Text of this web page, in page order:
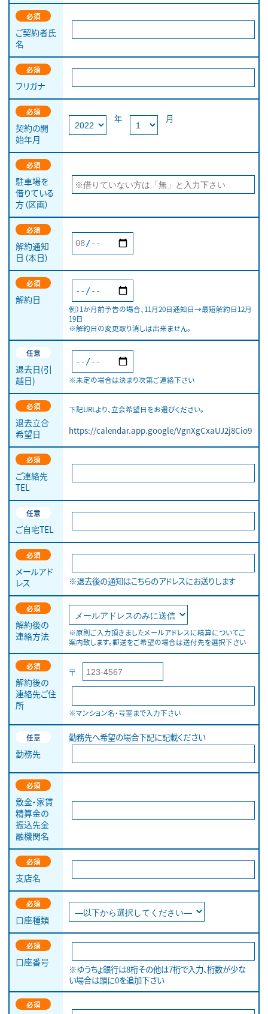
必須
ご契約者氏
名
必須
フリガナ
必須
契約の開
始年月
年 月
必須
駐車場を
借りている
方（区画）
必須
解約通知
日（本日）
必須
解約日
例）1か月前予告の場合、11月20日通知日→最短解約日12月
19日
※解約日の変更取り消しは出来ません。
任意
退去日(引
越日)
※未定の場合は決まり次第ご連絡下さい
必須
退去立合
希望日
下記URLより、立会希望日をお選びください。
https://calendar.app.google/VgnXgCxaUJ2j8Cio9
必須
ご連絡先
TEL
任意
ご自宅TEL
必須
メールアド
レス
※退去後の通知はこちらのアドレスにお送りします
必須
解約後の
連絡方法
※原則ご入力頂きましたメールアドレスに精算についてご
案内致します。郵送をご希望の場合は送付先を選択下さい
必須
解約後の
連絡先ご住
所
〒
※マンション名・号室まで入力下さい
任意
勤務先
勤務先へ希望の場合下記に記載ください
必須
敷金・家賃
精算金の
振込先金
融機関名
必須
支店名
必須
口座種類
必須
口座番号
※ゆうちょ銀行は8桁その他は7桁で入力、桁数が少な
い場合は頭に0を追加下さい
必須